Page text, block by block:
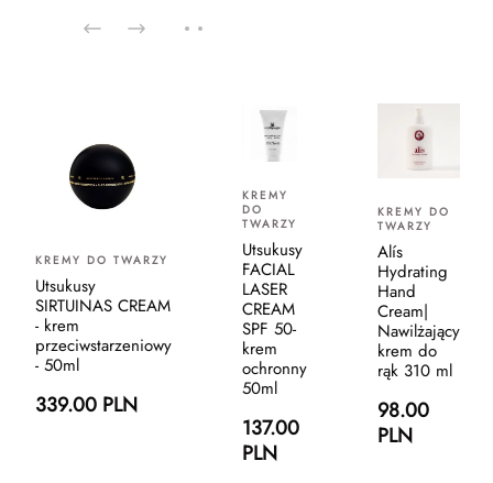
KREMY DO TWARZY
Utsukusy
SIRTUINAS CREAM
- krem
przeciwstarzeniowy
- 50ml
339.00 PLN
KREMY
DO
TWARZY
Utsukusy
FACIAL
LASER
CREAM
SPF 50-
krem
ochronny
50ml
137.00
PLN
KREMY DO
TWARZY
Alís
Hydrating
Hand
Cream|
Nawilżający
krem do
rąk 310 ml
98.00
PLN